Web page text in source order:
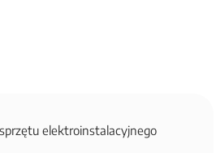
elektroinstalacyjnego